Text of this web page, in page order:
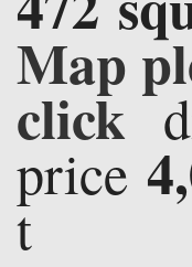
Map
click
price
t